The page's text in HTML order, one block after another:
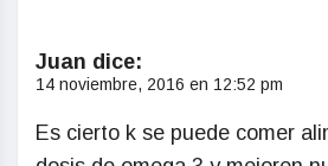
Juan dice:
14 noviembre, 2016 en 12:52 pm
Es cierto k se puede comer